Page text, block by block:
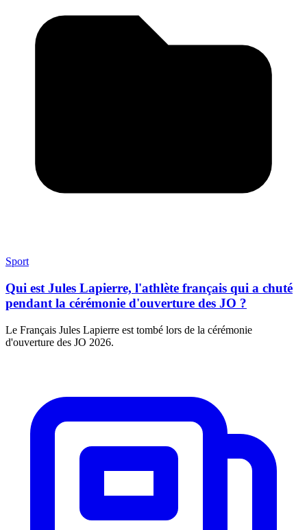
Sport
Qui est Jules Lapierre, l'athlète français qui a chuté
pendant la cérémonie d'ouverture des JO ?
Le Français Jules Lapierre est tombé lors de la cérémonie
d'ouverture des JO 2026.